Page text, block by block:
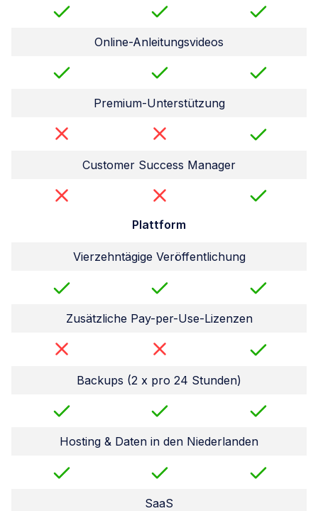
Online-Anleitungsvideos
Premium-Unterstützung
Customer Success Manager
Plattform
Vierzehntägige Veröffentlichung
Zusätzliche Pay-per-Use-Lizenzen
Backups (2 x pro 24 Stunden)
Hosting & Daten in den Niederlanden
SaaS